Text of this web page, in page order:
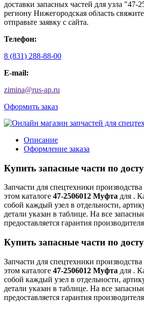
доставки запасных частей для узла
региону Нижегородская область
отправьте заявку с сайта.
Телефон:
8 (831) 288-88-00
E-mail:
zimina@rus-ap.ru
Оформить заказ
Описание
Оформление заказа
Купить запасные части по
Запчасти для спецтехники производства
этом каталоге 47-2506012 Муфта для .
собой каждый узел в отдельности,
детали указан в таблице. На все
предоставляется гарантия
Купить запасные части по
Запчасти для спецтехники производства
этом каталоге 47-2506012 Муфта для .
собой каждый узел в отдельности,
детали указан в таблице. На все
предоставляется гарантия